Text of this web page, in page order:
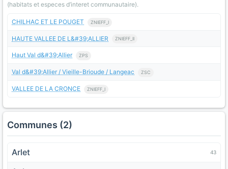
(habitats et especes d’interet communautaire).
CHILHAC ET LE POUGET ZNIEFF_I
HAUTE VALLEE DE L&#39;ALLIER ZNIEFF_II
Haut Val d&#39;Allier ZPS
Val d&#39;Allier / Vieille-Brioude / Langeac ZSC
VALLEE DE LA CRONCE ZNIEFF_I
Communes (2)
Arlet 43